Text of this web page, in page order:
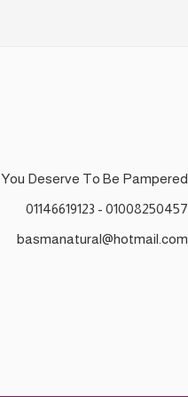
You Deserve To Be Pampered
01008250457 - 01146619123
basmanatural@hotmail.com